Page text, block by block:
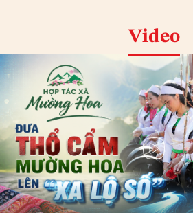
Video